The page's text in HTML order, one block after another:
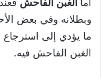
أما الغبن الفاحش
وبطلانه وفي بعض
ما يؤدي إلى
الغبن الفاحش فيه.